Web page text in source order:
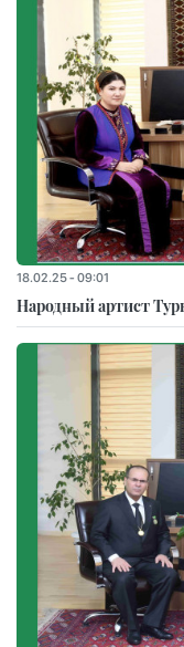
18.02.25 - 09:01
Народный артист